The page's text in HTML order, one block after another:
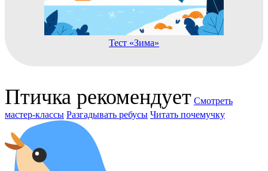
Тест «Зима»
Птичка рекомендует Смотреть
мастер-классы Разгадывать ребусы Читать почемучку